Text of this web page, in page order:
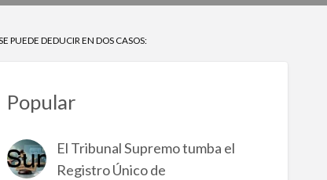
PUEDE DEDUCIR EN DOS CASOS:
Popular
El Tribunal Supremo tumba el
Registro Único de